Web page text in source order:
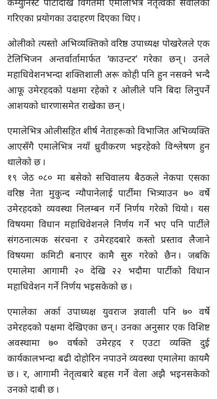
गरिएका प्रयोगका उदाहरण दिएका थिए ।
ओलीको त्यस्तो अभिव्यक्तिको वरिष्ठ उपाध्यक्ष पोखरेलले एक
टेलिभिजन अन्तर्वार्तामार्फत ‘काउन्टर’ गरेका छन् । उनले
महाधिवेशनभन्दा शक्तिशाली अरू कोही पनि हुन नसक्ने भन्दै
आफू उमेरहदको पक्षमा रहेको र ओलीले पनि बिदा लिनुपर्ने
आशयको धारणासमेत राखेका छन् ।
एमालेभित्र ओलीसहित शीर्ष नेताहरूको विभाजित अभिव्यक्ति
आएसँगै एमालेभित्र नयाँ ध्रुवीकरण भइरहेको विश्लेषण हुन
थालेको छ ।
१९ जेठ ०८० मा बसेको सचिवालय बैठकले नेकपा एसका
वरिष्ठ नेता मुकुन्द न्यौपानेलाई पार्टीमा भित्र्याउन ७० वर्षे
उमेरहदको व्यवस्था निलम्बन गर्ने निर्णय गरेको थियो । यस
विषयमा विधान महाधिवेशनले निर्णय गर्ने भए पनि पार्टीले
संगठनात्मक संरचना र उमेरहदबारे कस्तो प्रस्ताव लैजाने
विषयमा कमिटी बनाएर कामै सुरु गरेको छैन । जबकि
एमालेमा आगामी २० देखि २२ भदौमा पार्टीको विधान
महाधिवेशन गर्ने निर्णय भइसकेको छ ।
एमालेका अर्का उपाध्यक्ष युवराज ज्ञवाली पनि ७० वर्षे
उमेरहदको पक्षमा देखिएका छन् । उनका अनुसार एक विशिष्ट
अवस्थामा ७० वर्षको उमेरहद र एउटा व्यक्ति दुई
कार्यकालभन्दा बढी दोहोरिन नपाउने व्यवस्था एमालेमा कायमै
छ । र, आगामी नेतृत्वबारे बहस गर्ने वेला अझै भइनसकेको
उनको दाबी छ ।